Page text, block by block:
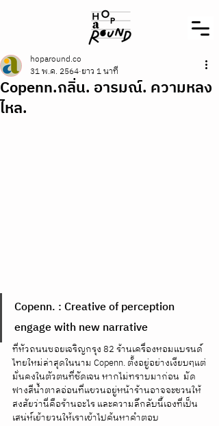
Copenn.กลิ่น. อารมณ์. ความหลง
ไหล.
hoparound.co
31 พ.ค. 2564 ยาว 1 นาที
Copenn. : Creative of perception
engage with new narrative
ที่หัวถนนซอยเจริญกรุง 82 ร้านเครื่องหอมแบรนด์
ไทยใหม่ล่าสุดในนาม Copenn. ตั้งอยู่อย่างเงียบๆแต่
มั่นคงในตัวตนที่ชัดเจน หากไม่ทราบมาก่อน  มัด
ฟางสีน้ำตาลอ่อนที่แขวนอยู่หน้าร้านอาจจะชวนให้
สงสัยว่านี่คือร้านอะไร และความลึกลับนี้เองที่เป็น
เสน่ห์เย้ายวนให้เราเข้าไปค้นหาคำตอบ